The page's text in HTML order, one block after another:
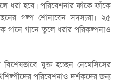
ধরা হবে। পরিবেশনার ফাঁকে ফাঁকে
গল্প শোনাবেন সদস্যরা। ২৫
গানে গানে তুলে ধরার পরিকল্পনাও
যুক্ত হচ্ছেন নেমেসিসের
পরিবেশনাও দর্শকদের জন্য